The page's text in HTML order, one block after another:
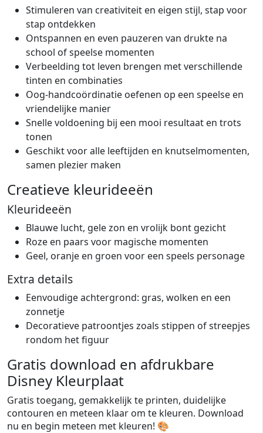
Stimuleren van creativiteit en eigen stijl, stap voor
stap ontdekken
Ontspannen en even pauzeren van drukte na
school of speelse momenten
Verbeelding tot leven brengen met verschillende
tinten en combinaties
Oog-handcoördinatie oefenen op een speelse en
vriendelijke manier
Snelle voldoening bij een mooi resultaat en trots
tonen
Geschikt voor alle leeftijden en knutselmomenten,
samen plezier maken
Creatieve kleurideeën
Kleurideeën
Blauwe lucht, gele zon en vrolijk bont gezicht
Roze en paars voor magische momenten
Geel, oranje en groen voor een speels personage
Extra details
Eenvoudige achtergrond: gras, wolken en een
zonnetje
Decoratieve patroontjes zoals stippen of streepjes
rondom het figuur
Gratis download en afdrukbare
Disney Kleurplaat
Gratis toegang, gemakkelijk te printen, duidelijke
contouren en meteen klaar om te kleuren. Download
nu en begin meteen met kleuren! 🎨